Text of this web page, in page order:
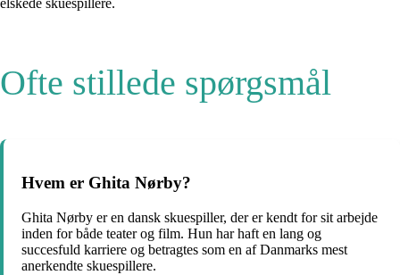
Ofte stillede spørgsmål
Hvem er Ghita Nørby?
Ghita Nørby er en dansk skuespiller, der er kendt for sit arbejde
inden for både teater og film. Hun har haft en lang og
succesfuld karriere og betragtes som en af Danmarks mest
anerkendte skuespillere.